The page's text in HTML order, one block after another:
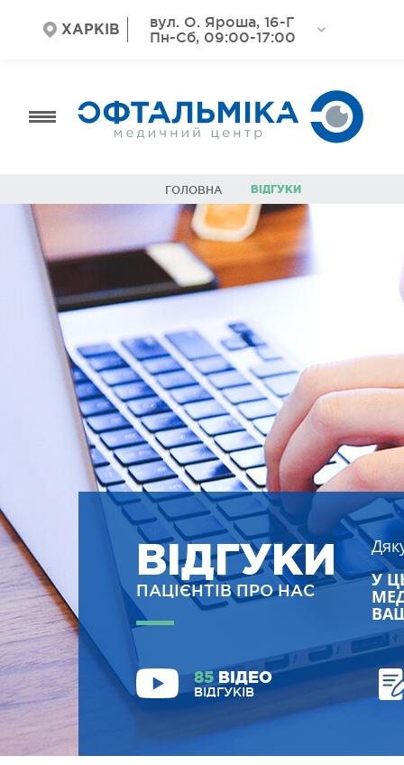
ХАРКІВ
вул. О. Яроша, 16-Г
Пн-Сб, 09:00-17:00
ГОЛОВНА ВІДГУКИ
ВІДГУКИ
ПАЦІЄНТІВ ПРО НАС
У
85 ВІДЕО
ВІДГУКІВ